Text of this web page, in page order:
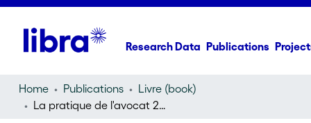
Research Data Publications
Home Publications
Livre (book)
La pratique de l'avocat 2015